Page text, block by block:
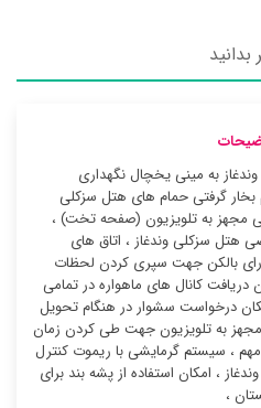
به مینی یخچال نگهداری
گرفتی حمام های هتل سزکلی
مجهز به تلویزیون (صفحه تخت) ،
هتل سزکلی وندغاز ، اتاق های
بالکن جهت سپری کردن لحظات
دریافت کانال های ماهواره در تمامی
درخواست سشوار در هنگام تحویل
مجهز به تلویزیون جهت طی کردن زمان
مهم ، سیستم گرمایشی با ریموت کنترل
، امکان استفاده از پشه بند برای
،